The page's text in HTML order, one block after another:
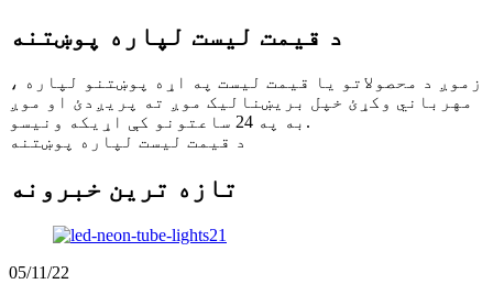
د قیمت لیست لپاره پوښتنه
زموږ د محصولاتو یا قیمت لیست په اړه پوښتنو لپاره ،
مهرباني وکړئ خپل بریښنالیک موږ ته پریږدئ او موږ
به په 24 ساعتونو کې اړیکه ونیسو.
د قیمت لیست لپاره پوښتنه
تازه ترین خبرونه
05/11/22